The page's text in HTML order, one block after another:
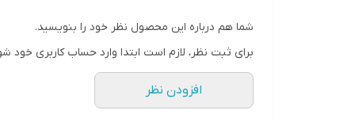
شما هم درباره این محصول نظر خود را بنویسید.
برای ثبت نظر، لازم است ابتدا وارد حساب کاربری خود
افزودن نظر